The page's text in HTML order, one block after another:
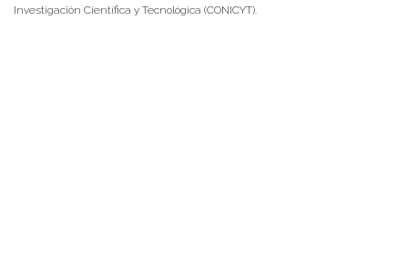
Investigación Científica y Tecnológica (CONICYT).